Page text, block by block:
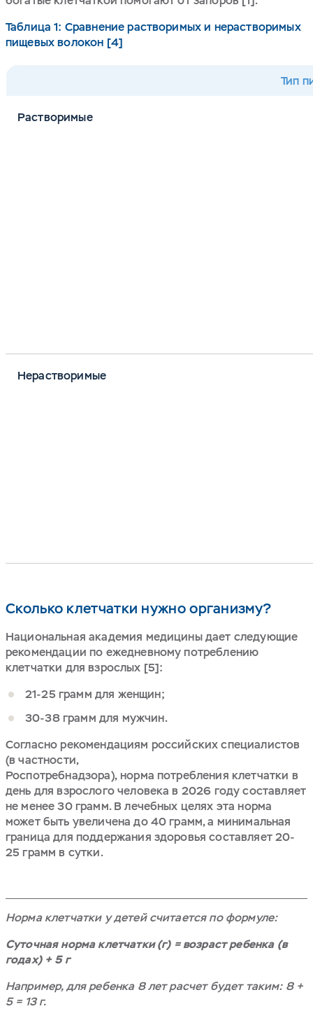
Таблица 1: Сравнение растворимых и нерастворимых
пищевых волокон [4]
Тип
Растворимые
Нерастворимые
Сколько клетчатки нужно организму?
Национальная академия медицины дает следующие
рекомендации по ежедневному потреблению
клетчатки для взрослых [5]:
21-25 грамм для женщин;
30-38 грамм для мужчин.
Согласно рекомендациям российских специалистов
(в частности,
Роспотребнадзора), норма потребления клетчатки в
день для взрослого человека в 2026 году составляет
не менее 30 грамм. В лечебных целях эта норма
может быть увеличена до 40 грамм, а минимальная
граница для поддержания здоровья составляет 20-
25 грамм в сутки.
Норма клетчатки у детей считается по формуле:
Суточная норма клетчатки (г) = возраст ребенка (в
годах) + 5 г
Например, для ребенка 8 лет расчет будет таким: 8 +
5 = 13 г.